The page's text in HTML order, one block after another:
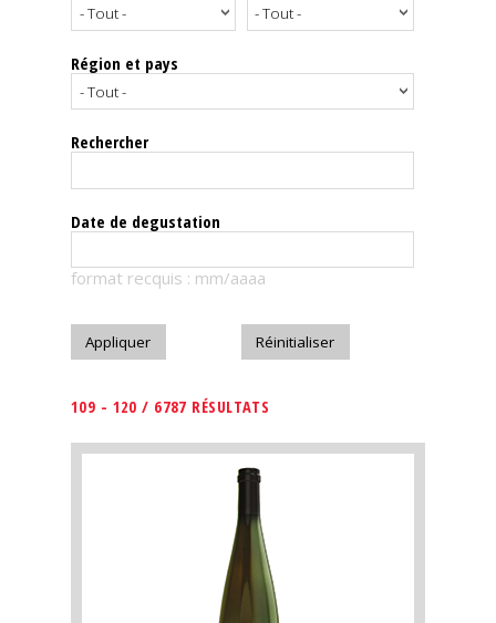
Notes
dégustation
Le
magazine
Télécharger
Région et pays
Rechercher
Date de degustation
format recquis : mm/aaaa
109 - 120 / 6787 RÉSULTATS